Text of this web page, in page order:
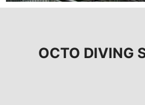
OCTO DIVING